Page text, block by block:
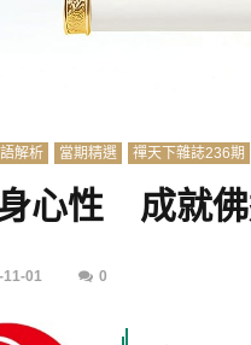
解析 當期精選 禪天下雜誌236期
心性 成就
01 0